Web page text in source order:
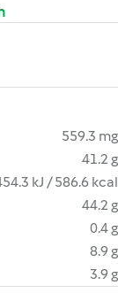
559.3 mg
41.2 g
kJ / 586.6 kcal
44.2 g
0.4 g
8.9 g
3.9 g